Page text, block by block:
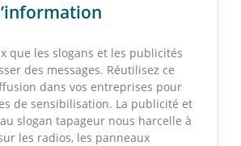
que les slogans et les publicités
des messages. Réutilisez ce
dans vos entreprises pour
de sensibilisation. La publicité et
slogan tapageur nous harcelle à
les radios, les panneaux